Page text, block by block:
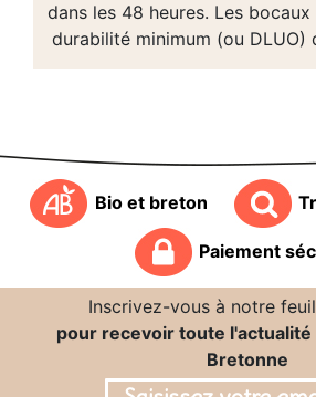
dans les 48 heures. Les
durabilité minimum (ou DLUO)
Bio et breton
Paiement
Inscrivez-vous à notre
pour recevoir toute l'actualité
Bretonne